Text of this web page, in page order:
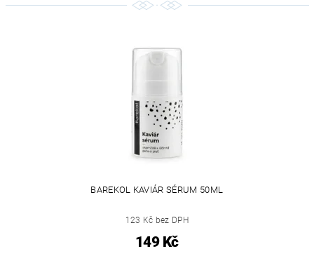
BAREKOL KAVIÁR SÉRUM 50ML
123 Kč bez DPH
149 Kč